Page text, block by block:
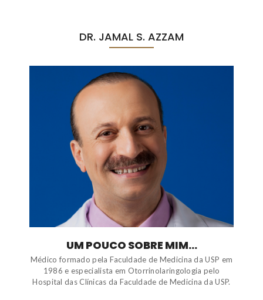
DR. JAMAL S. AZZAM
UM POUCO SOBRE MIM...
Médico formado pela Faculdade de Medicina da USP em
1986 e especialista em Otorrinolaringologia pelo
Hospital das Clínicas da Faculdade de Medicina da USP.